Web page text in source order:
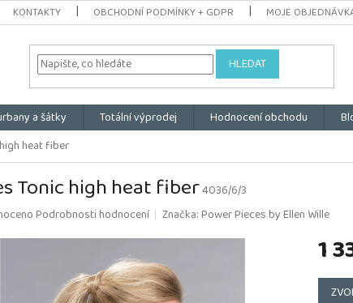
KONTAKTY OBCHODNÍ PODMÍNKY + GDPR MOJE
HLEDAT
a šátky Totální výprodej Hodnocení obchodu
heat fiber
Tonic high heat fiber4036/6/3
Podrobnosti hodnocení Značka:Power Pieces by Ellen Wille
1
Měrná
cena: